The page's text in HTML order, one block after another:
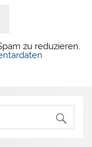
zu reduzieren.